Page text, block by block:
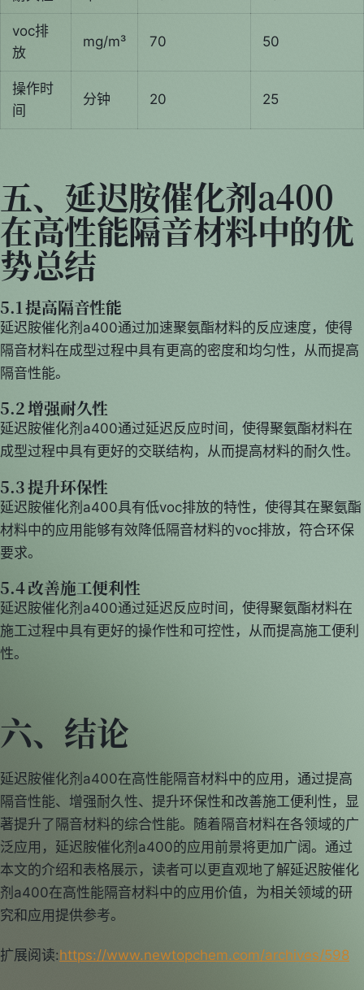
voc排
放
mg/m³ 70 50
操作时
间
分钟 20 25
五、延迟胺催化剂a400
在高性能隔音材料中的优
势总结
5.1 提高隔音性能
延迟胺催化剂a400通过加速聚氨酯材料的反应速度，使得
隔音材料在成型过程中具有更高的密度和均匀性，从而提高
隔音性能。
5.2 增强耐久性
延迟胺催化剂a400通过延迟反应时间，使得聚氨酯材料在
成型过程中具有更好的交联结构，从而提高材料的耐久性。
5.3 提升环保性
延迟胺催化剂a400具有低voc排放的特性，使得其在聚氨酯
材料中的应用能够有效降低隔音材料的voc排放，符合环保
要求。
5.4 改善施工便利性
延迟胺催化剂a400通过延迟反应时间，使得聚氨酯材料在
施工过程中具有更好的操作性和可控性，从而提高施工便利
性。
六、结论
延迟胺催化剂a400在高性能隔音材料中的应用，通过提高
隔音性能、增强耐久性、提升环保性和改善施工便利性，显
著提升了隔音材料的综合性能。随着隔音材料在各领域的广
泛应用，延迟胺催化剂a400的应用前景将更加广阔。通过
本文的介绍和表格展示，读者可以更直观地了解延迟胺催化
剂a400在高性能隔音材料中的应用价值，为相关领域的研
究和应用提供参考。
扩展阅读:https://www.newtopchem.com/archives/598